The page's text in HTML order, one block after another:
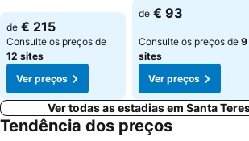
Ver preços
de € 215
Consulte os preços de
12 sites
Ver preços
Ver preços
de € 93
Consulte os preços de 9
sites
Ver preços
Ver todas as estadias em Santa
Tendência dos preços